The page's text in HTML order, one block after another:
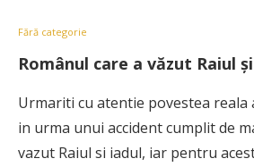
Fără categorie
Românul care a văzut Raiul
Urmariti cu atentie povestea reala
in urma unui accident cumplit de
vazut Raiul si iadul, iar pentru